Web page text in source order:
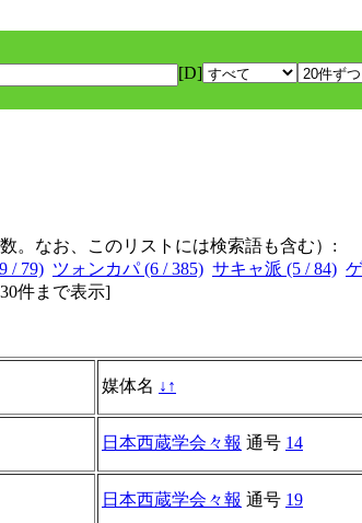
[D]
。なお、このリストには検索語も含む）:
/ 79) ツォンカパ (6 / 385) サキャ派 (5 / 84)
30件まで表示]
媒体名 ↓ ↑
日本西蔵学会々報 通号 14
日本西蔵学会々報 通号 19